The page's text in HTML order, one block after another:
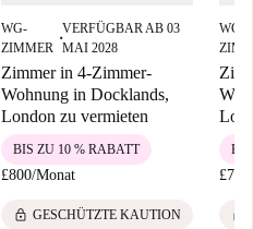
WG-
ZIMMER
■
VERFÜGBAR AB 03
MAI 2028
Zimmer in 4-Zimmer-
Wohnung in Docklands,
London zu vermieten
£800/Monat
BIS ZU 10 % RABATT
lock GESCHÜTZTE KAUTION
WG-
£750
lock